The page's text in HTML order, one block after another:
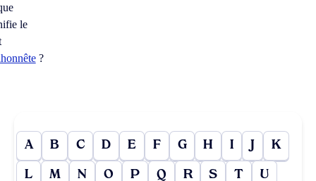
le
?
A B C D E F G H I J K
L M N O P Q R S T U